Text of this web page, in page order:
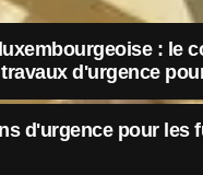
: le
d'urgence
d'urgence pour les